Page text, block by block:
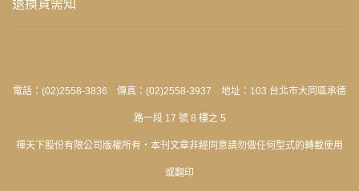
退換貨需知
電話：(02)2558-3836 傳真：(02)2558-3937 地址：103 台北市大同區承德
路一段 17 號 8 樓之 5
禪天下股份有限公司版權所有‧本刊文章非經同意請勿做任何型式的轉載使用
或翻印